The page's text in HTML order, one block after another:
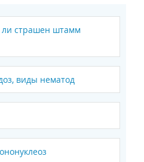
ли страшен штамм
виды нематод